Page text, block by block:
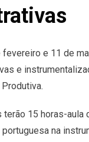
fevereiro e 11 de
e
15 horas-aula
portuguesa na